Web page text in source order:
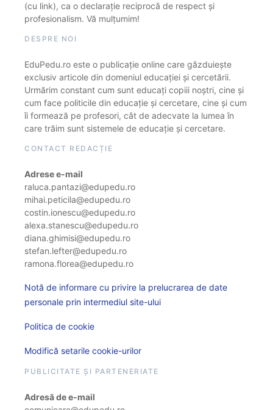
(cu link), ca o declarație reciprocă de respect și
profesionalism. Vă mulțumim!
DESPRE NOI
EduPedu.ro este o publicație online care găzduiește
exclusiv articole din domeniul educației și cercetării.
Urmărim constant cum sunt educați copiii noștri, cine și
cum face politicile din educație și cercetare, cine și cum
îi formează pe profesori, cât de adecvate la lumea în
care trăim sunt sistemele de educație și cercetare.
CONTACT REDACȚIE
Adrese e-mail
raluca.pantazi@edupedu.ro
mihai.peticila@edupedu.ro
costin.ionescu@edupedu.ro
alexa.stanescu@edupedu.ro
diana.ghimisi@edupedu.ro
stefan.lefter@edupedu.ro
ramona.florea@edupedu.ro
Notă de informare cu privire la prelucrarea de date
personale prin intermediul site-ului
Politica de cookie
Modifică setarile cookie-urilor
PUBLICITATE ȘI PARTENERIATE
Adresă de e-mail